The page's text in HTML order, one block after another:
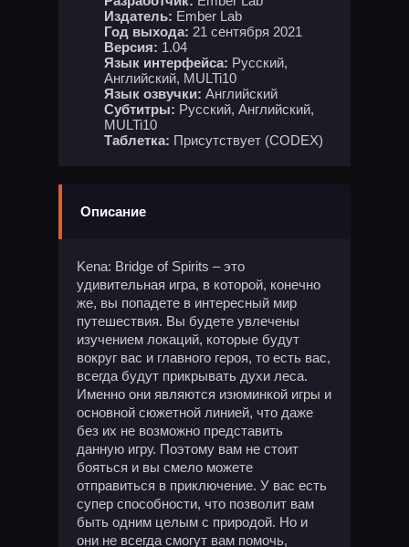
Издатель: Ember Lab
Год выхода: 21 сентября 2021
Версия: 1.04
Язык интерфейса: Русский,
Английский, MULTi10
Язык озвучки: Английский
Субтитры: Русский, Английский,
MULTi10
Таблетка: Присутствует (CODEX)
Описание
Kena: Bridge of Spirits – это
удивительная игра, в которой, конечно
же, вы попадете в интересный мир
путешествия. Вы будете увлечены
изучением локаций, которые будут
вокруг вас и главного героя, то есть вас,
всегда будут прикрывать духи леса.
Именно они являются изюминкой игры и
основной сюжетной линией, что даже
без их не возможно представить
данную игру. Поэтому вам не стоит
бояться и вы смело можете
отправиться в приключение. У вас есть
супер способности, что позволит вам
быть одним целым с природой. Но и
они не всегда смогут вам помочь,